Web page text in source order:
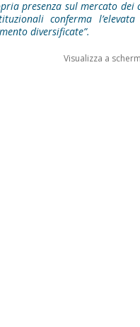
presenza sul mercato dei
conferma l’elevata
diversificate”.
Visualizza a